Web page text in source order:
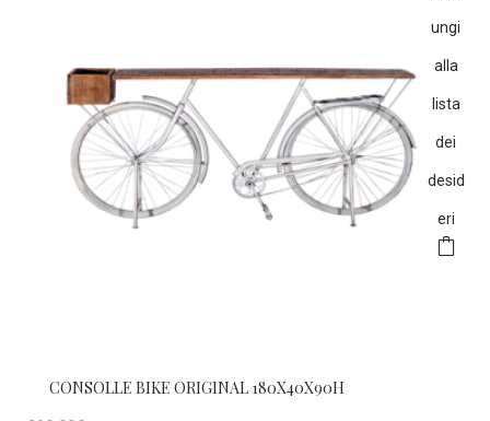
ungi
alla
lista
dei
desid
eri
CONSOLLE BIKE ORIGINAL 180X40X90H